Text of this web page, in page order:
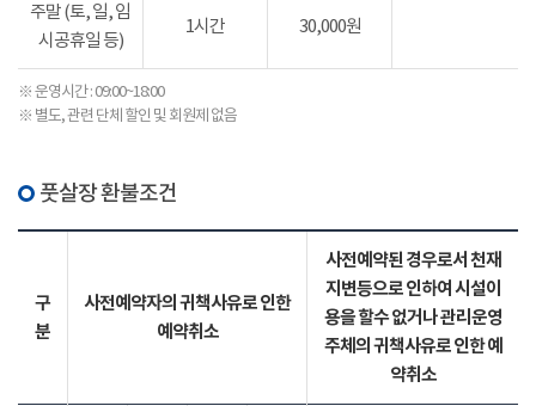
주말 (토, 일, 임
시공휴일 등)
1시간 30,000원
※ 운영시간 : 09:00~18:00
※ 별도, 관련 단체 할인 및 회원제 없음
풋살장 환불조건
구
분
사전예약자의 귀책사유로 인한
예약취소
사전예약된 경우로서 천재
지변등으로 인하여 시설이
용을 할수 없거나 관리운영
주체의 귀책사유로 인한 예
약취소